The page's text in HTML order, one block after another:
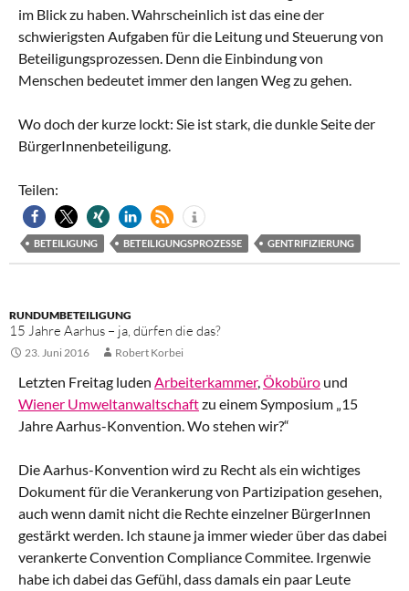
im Blick zu haben. Wahrscheinlich ist das eine der
schwierigsten Aufgaben für die Leitung und Steuerung von
Beteiligungsprozessen. Denn die Einbindung von
Menschen bedeutet immer den langen Weg zu gehen.
Wo doch der kurze lockt: Sie ist stark, die dunkle Seite der
BürgerInnenbeteiligung.
Teilen:
BETEILIGUNG BETEILIGUNGSPROZESSE GENTRIFIZIERUNG
RUNDUMBETEILIGUNG
15 Jahre Aarhus – ja, dürfen die das?
23. Juni 2016 Robert Korbei
Letzten Freitag luden Arbeiterkammer,Ökobüro und
Wiener Umweltanwaltschaftzu einem Symposium „15
Jahre Aarhus-Konvention. Wo stehen wir?“
Die Aarhus-Konvention wird zu Recht als ein wichtiges
Dokument für die Verankerung von Partizipation gesehen,
auch wenn damit nicht die Rechte einzelner BürgerInnen
gestärkt werden. Ich staune ja immer wieder über das dabei
verankerte Convention Compliance Commitee. Irgenwie
habe ich dabei das Gefühl, dass damals ein paar Leute